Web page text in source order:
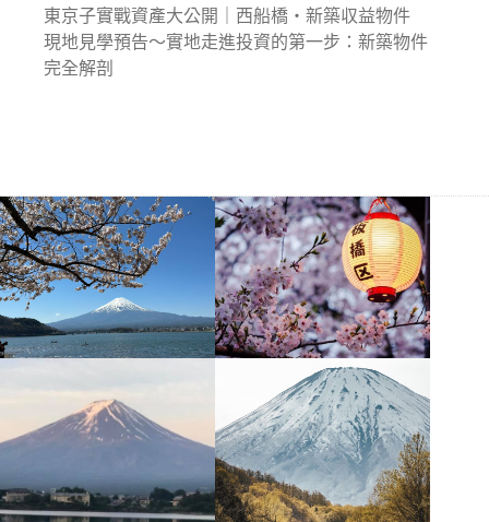
東京子實戰資產大公開｜西船橋・新築収益物件
現地見學預告〜實地走進投資的第一步：新築物件
完全解剖